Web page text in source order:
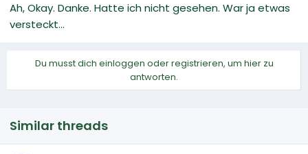
Ah, Okay. Danke. Hatte ich nicht gesehen. War ja etwas
versteckt...
Du musst dich einloggen oder registrieren, um hier zu
antworten.
Similar threads